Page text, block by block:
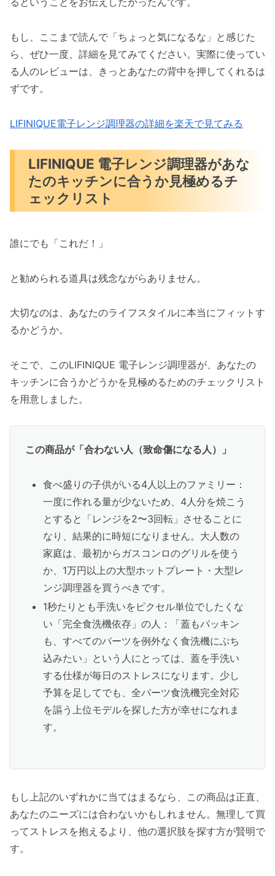
もし、ここまで読んで「ちょっと気になるな」と感じた
ら、ぜひ一度、詳細を見てみてください。実際に使ってい
る人のレビューは、きっとあなたの背中を押してくれるは
ずです。
LIFINIQUE電子レンジ調理器の詳細を楽天で見てみる
LIFINIQUE 電子レンジ調理器があな
たのキッチンに合うか見極めるチ
ェックリスト
誰にでも「これだ！」
と勧められる道具は残念ながらありません。
大切なのは、あなたのライフスタイルに本当にフィットす
るかどうか。
そこで、このLIFINIQUE 電子レンジ調理器が、あなたの
キッチンに合うかどうかを見極めるためのチェックリスト
を用意しました。
この商品が「合わない人（致命傷になる人）」
食べ盛りの子供がいる4人以上のファミリー：
一度に作れる量が少ないため、4人分を焼こう
とすると「レンジを2〜3回転」させることに
なり、結果的に時短になりません。大人数の
家庭は、最初からガスコンロのグリルを使う
か、1万円以上の大型ホットプレート・大型レ
ンジ調理器を買うべきです。
1秒たりとも手洗いをピクセル単位でしたくな
い「完全食洗機依存」の人：「蓋もパッキン
も、すべてのパーツを例外なく食洗機にぶち
込みたい」という人にとっては、蓋を手洗い
する仕様が毎日のストレスになります。少し
予算を足してでも、全パーツ食洗機完全対応
を謳う上位モデルを探した方が幸せになれま
す。
もし上記のいずれかに当てはまるなら、この商品は正直、
あなたのニーズには合わないかもしれません。無理して買
ってストレスを抱えるより、他の選択肢を探す方が賢明で
す。